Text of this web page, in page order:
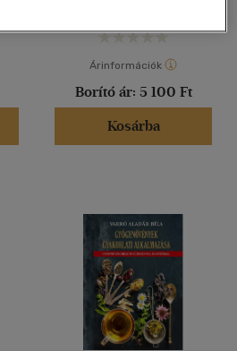
Árinformációk
Borító ár: 5 100 Ft
Kosárba